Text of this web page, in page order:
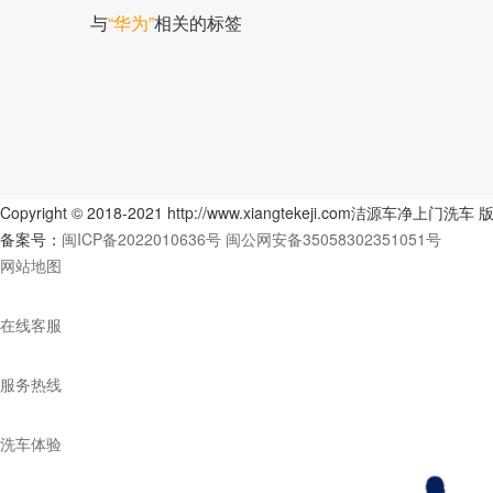
与“华为”相关的标签
Copyright © 2018-2021 http://www.xiangtekeji.com洁源车净上门洗车
备案号： 闽ICP备2022010636号 闽公网安备35058302351051号
网站地图
在线客服
服务热线
洗车体验